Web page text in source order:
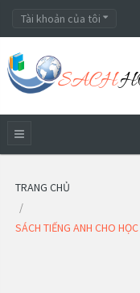
Tài khoản của tôi
TRANG CHỦ
SÁCH TIẾNG ANH CHO